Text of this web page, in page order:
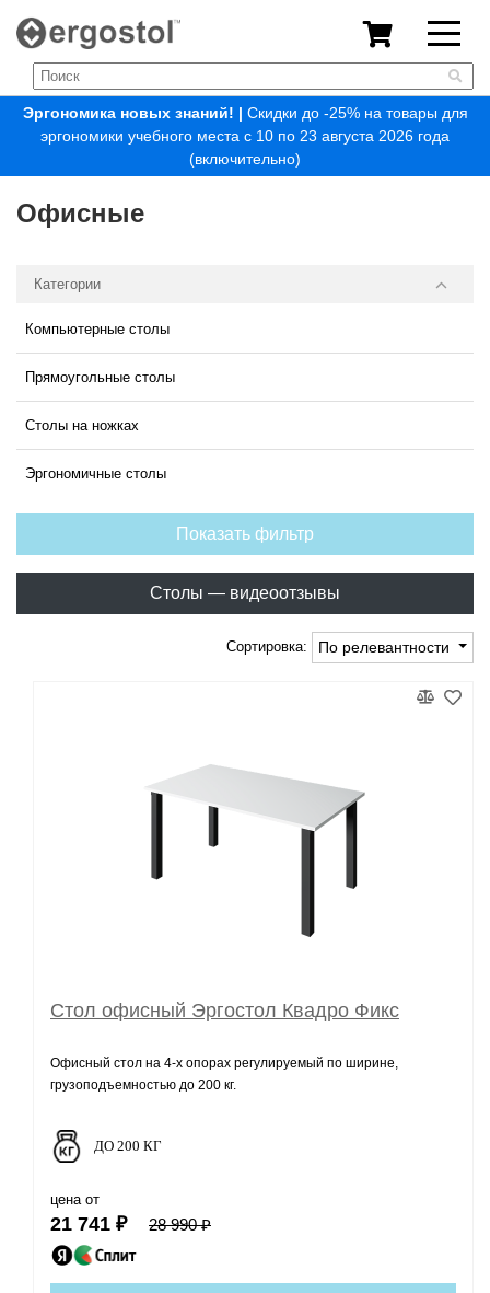
Эргономика новых знаний! | Скидки до -25% на товары для
эргономики учебного места с 10 по 23 августа 2026 года
(включительно)
Офисные
Категории
Компьютерные столы
Прямоугольные столы
Столы на ножках
Эргономичные столы
Показать фильтр
Столы — видеоотзывы
Сортировка: По релевантности
Стол офисный Эргостол Квадро Фикс
Офисный стол на 4-х опорах регулируемый по ширине,
грузоподъемностью до 200 кг.
ДО 200 КГ
цена от
21 741 ₽ 28 990 ₽